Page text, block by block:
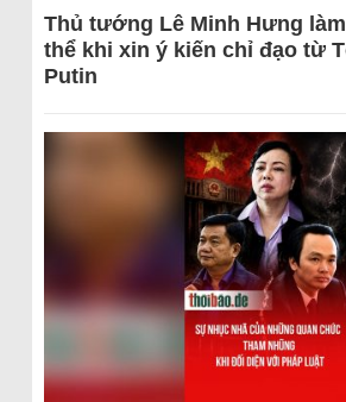
Thủ tướng Lê Minh Hưng
thể khi xin ý kiến chỉ đạo từ
Putin